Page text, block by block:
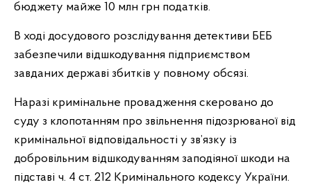
бюджету майже 10 млн грн податків.
В ході досудового розслідування детективи БЕБ
забезпечили відшкодування підприємством
завданих державі збитків у повному обсязі.
Наразі кримінальне провадження скеровано до
суду з клопотанням про звільнення підозрюваної від
кримінальної відповідальності у зв’язку із
добровільним відшкодуванням заподіяної шкоди на
підставі ч. 4 ст. 212 Кримінального кодексу України.